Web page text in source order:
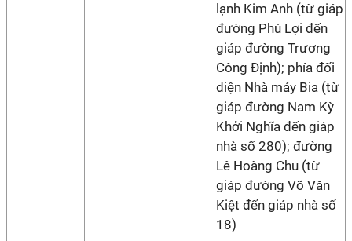
lạnh Kim Anh (từ giáp
đường Phú Lợi đến
giáp đường Trương
Công Định); phía đối
diện Nhà máy Bia (từ
giáp đường Nam Kỳ
Khởi Nghĩa đến giáp
nhà số 280); đường
Lê Hoàng Chu (từ
giáp đường Võ Văn
Kiệt đến giáp nhà số
18)